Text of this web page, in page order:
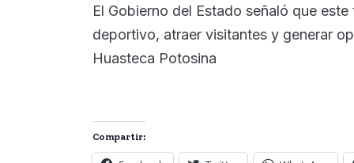
El Gobierno del Estado señaló que
deportivo, atraer visitantes y generar
Huasteca Potosina
Compartir: